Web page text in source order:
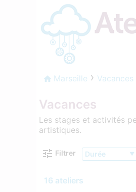
Marseille Vacances
Vacances
Les stages et activités
artistiques.
Filtrer Durée
16 ateliers